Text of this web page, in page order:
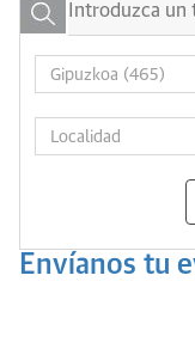
Envíanos tu